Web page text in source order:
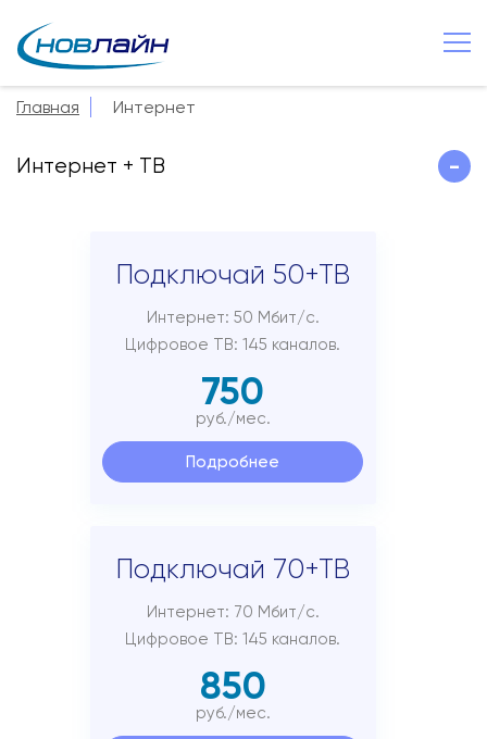
Старая Русса
Услуги
Поддержка
Зона охвата
Способы оплаты
Контакты
Акции
Личный кабинет
Главная Интернет
Интернет + ТВ -
Подключай 50+ТВ
Интернет: 50 Мбит/с.
Цифровое ТВ: 145 каналов.
750
руб./мес.
Подробнее
Подключай 70+ТВ
Интернет: 70 Мбит/с.
Цифровое ТВ: 145 каналов.
850
руб./мес.